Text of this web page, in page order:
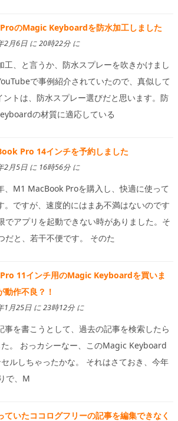
のMagic Keyboardを防水加工しました
2月6日 に 20時22分 に
工、と言うか、防水スプレーを吹きかけまし
で事例紹介されていたので、真似して
トは、防水スプレー選びだと思います。防
の材質に適応している
Pro 14インチを予約しました
2月5日 に 16時56分 に
、M1 MacBook Proを購入し、快適に使って
。ですが、速度的にはまあ不満はないのです
でアプリを起動できない時がありました。そ
だと、若干不便です。 そのた
11インチ用のMagic Keyboardを買いま
動作不良？！
1月25日 に 23時12分 に
事を書こうとして、過去の記事を検索したら
。 おっカシーなー、このMagic Keyboard
ルしちゃったかな。 それはさておき、今年
で、M
ていたココログフリーの記事を編集できなく